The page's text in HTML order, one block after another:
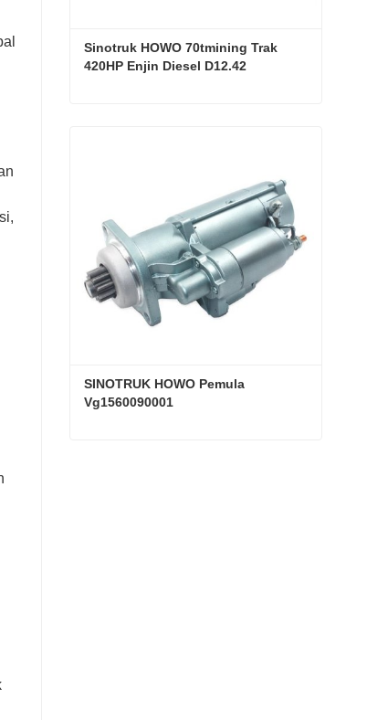
Sinotruk HOWO 70tmining Trak
420HP Enjin Diesel D12.42
SINOTRUK HOWO Pemula
Vg1560090001